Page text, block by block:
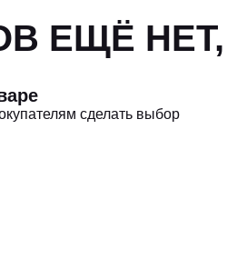
ЕЩЁ
сделать выбор